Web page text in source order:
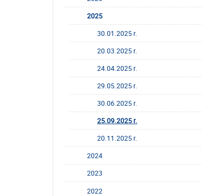
2025
30.01.2025 r.
20.03.2025 r.
24.04.2025 r.
29.05.2025 r.
30.06.2025 r.
25.09.2025 r.
20.11.2025 r.
2024
2023
2022